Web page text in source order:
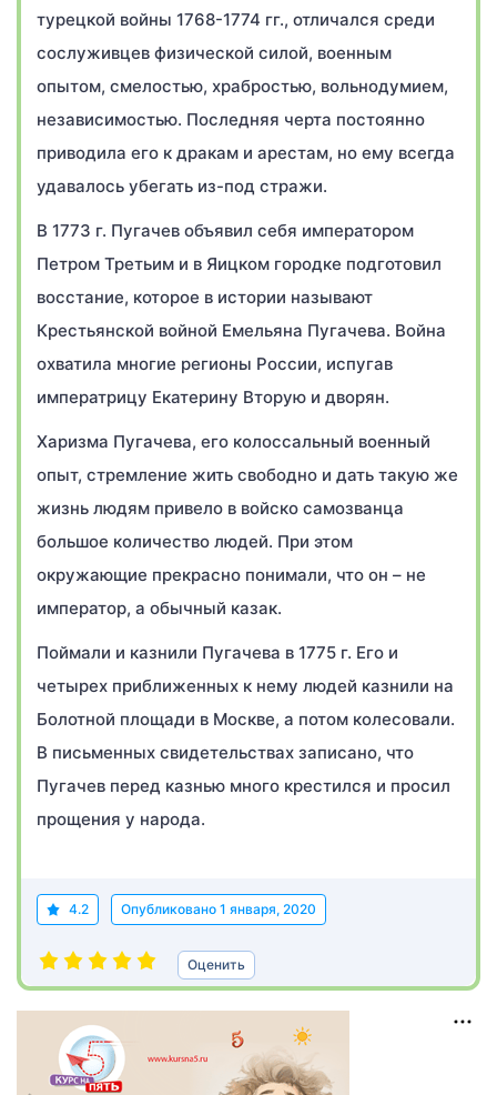
турецкой войны 1768-1774 гг., отличался среди
сослуживцев физической силой, военным
опытом, смелостью, храбростью, вольнодумием,
независимостью. Последняя черта постоянно
приводила его к дракам и арестам, но ему всегда
удавалось убегать из-под стражи.
В 1773 г. Пугачев объявил себя императором
Петром Третьим и в Яицком городке подготовил
восстание, которое в истории называют
Крестьянской войной Емельяна Пугачева. Война
охватила многие регионы России, испугав
императрицу Екатерину Вторую и дворян.
Харизма Пугачева, его колоссальный военный
опыт, стремление жить свободно и дать такую же
жизнь людям привело в войско самозванца
большое количество людей. При этом
окружающие прекрасно понимали, что он – не
император, а обычный казак.
Поймали и казнили Пугачева в 1775 г. Его и
четырех приближенных к нему людей казнили на
Болотной площади в Москве, а потом колесовали.
В письменных свидетельствах записано, что
Пугачев перед казнью много крестился и просил
прощения у народа.
4.2 Опубликовано 1 января, 2020
Оценить